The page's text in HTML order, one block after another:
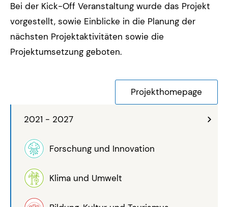
2021 - 2027
Forschung und Innovation
Klima und Umwelt
Bei der Kick-Off Veranstaltung wurde das Projekt
vorgestellt, sowie Einblicke in die Planung der
nächsten Projektaktivitäten sowie die
Projektumsetzung geboten.
Projekthomepage